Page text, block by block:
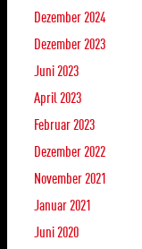
Dezember 2024
Dezember 2023
Juni 2023
April 2023
Februar 2023
Dezember 2022
November 2021
Januar 2021
Juni 2020